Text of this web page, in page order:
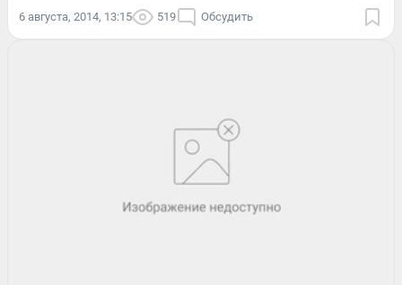
6 августа, 2014, 13:15 519 Обсудить